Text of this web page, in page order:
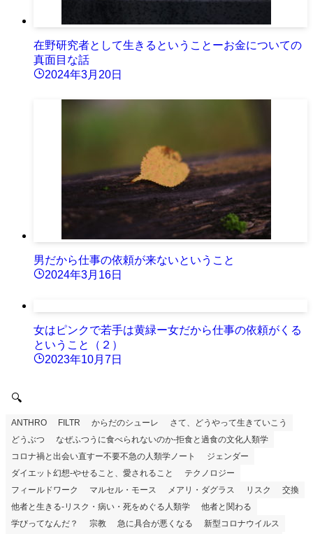
在野研究者として生きるということーお金についての
真面目な話
2024年3月20日
男だから仕事の依頼が来ないということ
2024年3月16日
女はピンクで若手は黄緑ー女だから仕事の依頼がくる
ということ（２）
2023年10月7日
🔍
ANTHRO FILTR からだのシューレ
さて、どうやって生きていこう
どうぶつ
なぜふつうに食べられないのか-拒食と過食の文化人類学
コロナ禍と出会い直すー不要不急の人類学ノート
ジェンダー
ダイエット幻想-やせること、愛されること
テクノロジー
フィールドワーク
マルセル・モース メアリ・ダグラス リスク
交換
他者と生きる-リスク・病い・死をめぐる人類学
他者と関わる
学びってなんだ？
宗教 急に具合が悪くなる
新型コロナウイルス